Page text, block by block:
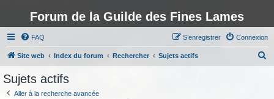
Forum de la Guilde des Fines Lames
FAQ Connexion
S’enregistrer
Site web Index du forum Rechercher Sujets actifs
Sujets actifs
Aller à la recherche avancée